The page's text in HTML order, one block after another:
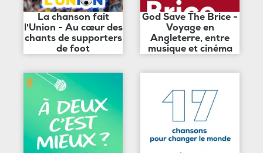
La chanson fait
l'Union - Au cœur des
chants de supporters
de foot
God Save The Brice -
Voyage en
Angleterre, entre
musique et cinéma